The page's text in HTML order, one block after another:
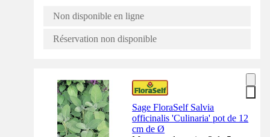
Non disponible en ligne
Réservation non disponible
Sage FloraSelf Salvia
officinalis 'Culinaria' pot de 12
cm de Ø